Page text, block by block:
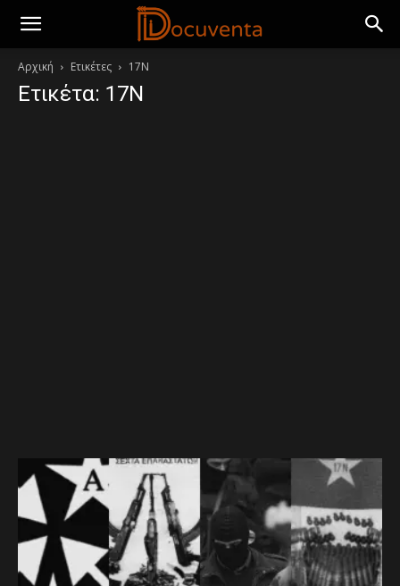
Αρχική Ετικέτες 17Ν
Ετικέτα: 17Ν